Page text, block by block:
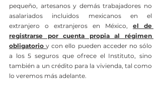
pequeño, artesanos y demás trabajadores no
asalariados incluidos mexicanos en el
extranjero o extranjeros en México, el de
registrarse por cuenta propia al régimen
obligatorio y con ello pueden acceder no sólo
a los 5 seguros que ofrece el Instituto, sino
también a un crédito para la vivienda, tal como
lo veremos más adelante.